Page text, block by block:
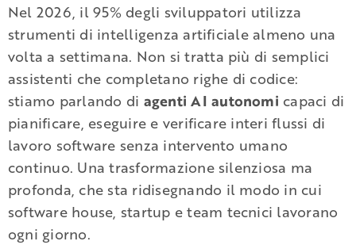
Nel 2026, il 95% degli sviluppatori utilizza
strumenti di intelligenza artificiale almeno una
volta a settimana. Non si tratta più di semplici
assistenti che completano righe di codice:
stiamo parlando di agenti AI autonomi capaci di
pianificare, eseguire e verificare interi flussi di
lavoro software senza intervento umano
continuo. Una trasformazione silenziosa ma
profonda, che sta ridisegnando il modo in cui
software house, startup e team tecnici lavorano
ogni giorno.